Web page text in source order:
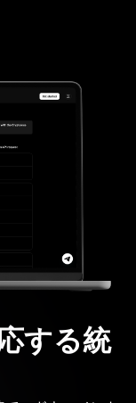
する統